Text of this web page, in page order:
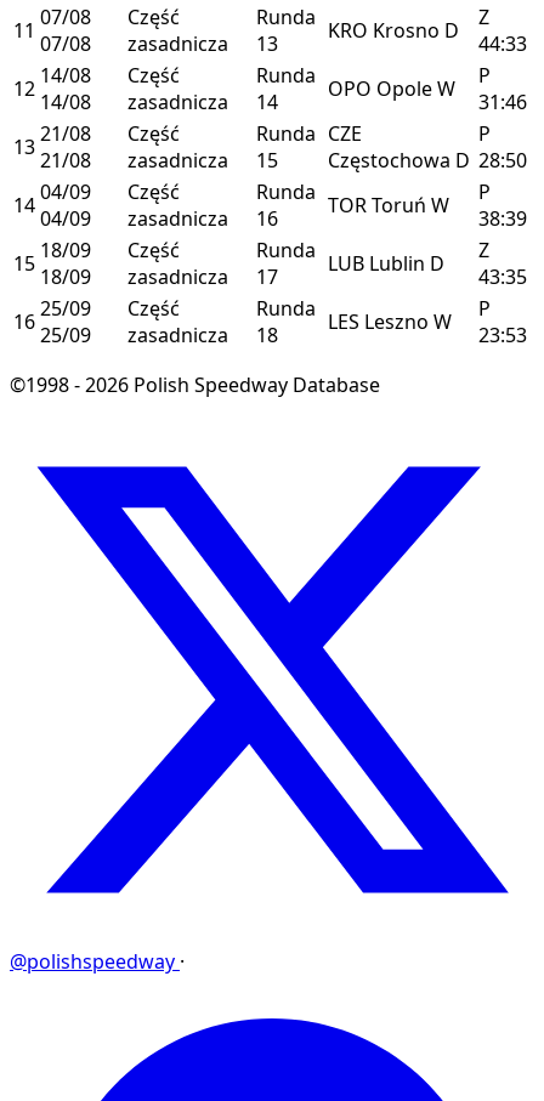
11 07/08
07/08
Część
zasadnicza
Runda
13
KRO Krosno D
Z
44:33
12 14/08
14/08
Część
zasadnicza
Runda
14
OPO OpoleW
P
31:46
1321/08
21/08
Część
zasadnicza
Runda
15
CZE
Częstochowa D
P
28:50
1404/09
04/09
Część
zasadnicza
Runda
16
TORToruń W
P
38:39
15 18/09
18/09
Część
zasadnicza
Runda
17
LUB Lublin D
Z
43:35
1625/09
25/09
Część
zasadnicza
Runda
18
LES Leszno W
P
23:53
©1998 - 2026 Polish Speedway Database
@polishspeedway ·